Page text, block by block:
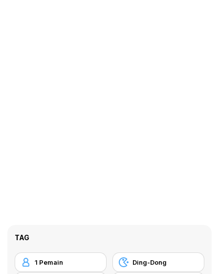
TAG
1 Pemain Ding-Dong